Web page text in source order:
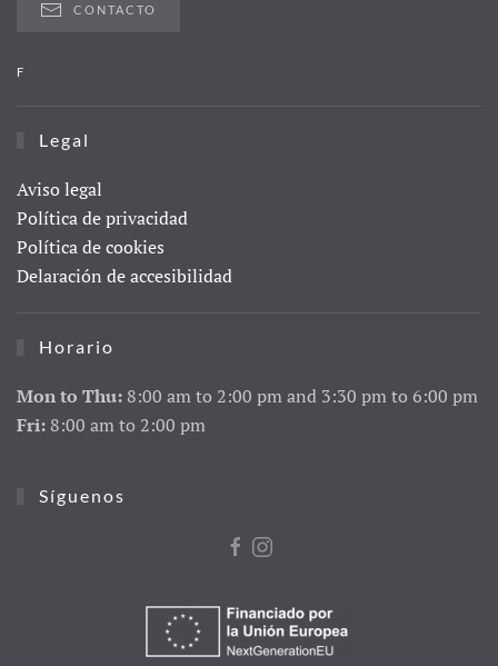
CONTACTO
F
Legal
Aviso legal
Política de privacidad
Política de cookies
Delaración de accesibilidad
Horario
Mon to Thu: 8:00 am to 2:00 pm and 3:30 pm to 6:00 pm
Fri: 8:00 am to 2:00 pm
Síguenos